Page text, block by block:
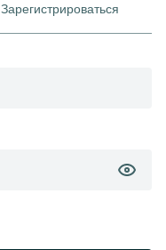
Зарегистрироваться